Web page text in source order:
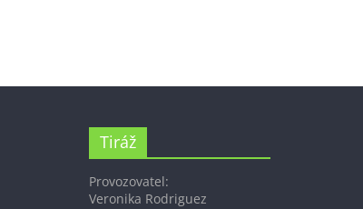
Tiráž
Provozovatel:
Veronika Rodriguez